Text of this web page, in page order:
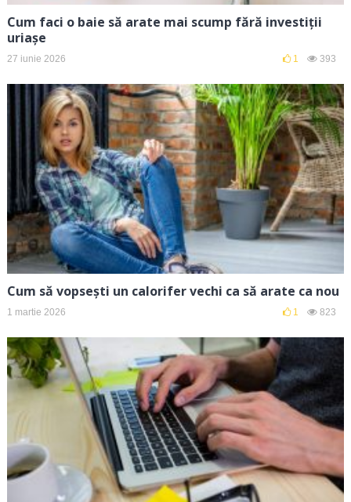
Cum faci o baie să arate mai scump fără investiții
uriașe
27 iunie 2026 1 393
Cum să vopsești un calorifer vechi ca să arate ca nou
1 martie 2026 1 823